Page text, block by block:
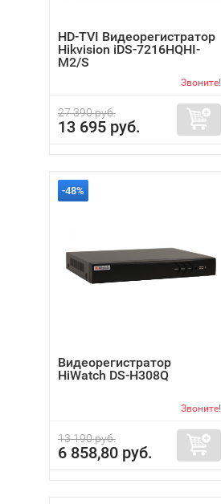
HD-TVI Видеорегистратор
Hikvision iDS-7216HQHI-
M2/S
Звоните!
27 390 руб.
13 695 руб.
-48%
Видеорегистратор
HiWatch DS-H308Q
Звоните!
13 190 руб.
6 858,80 руб.